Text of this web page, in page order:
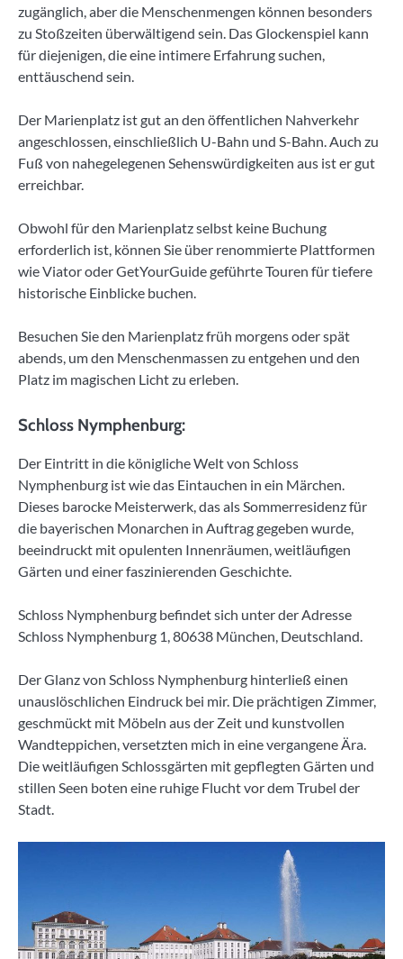
zugänglich, aber die Menschenmengen können besonders
zu Stoßzeiten überwältigend sein. Das Glockenspiel kann
für diejenigen, die eine intimere Erfahrung suchen,
enttäuschend sein.
Der Marienplatz ist gut an den öffentlichen Nahverkehr
angeschlossen, einschließlich U-Bahn und S-Bahn. Auch zu
Fuß von nahegelegenen Sehenswürdigkeiten aus ist er gut
erreichbar.
Obwohl für den Marienplatz selbst keine Buchung
erforderlich ist, können Sie über renommierte Plattformen
wie Viator oder GetYourGuide geführte Touren für tiefere
historische Einblicke buchen.
Besuchen Sie den Marienplatz früh morgens oder spät
abends, um den Menschenmassen zu entgehen und den
Platz im magischen Licht zu erleben.
Schloss Nymphenburg:
Der Eintritt in die königliche Welt von Schloss
Nymphenburg ist wie das Eintauchen in ein Märchen.
Dieses barocke Meisterwerk, das als Sommerresidenz für
die bayerischen Monarchen in Auftrag gegeben wurde,
beeindruckt mit opulenten Innenräumen, weitläufigen
Gärten und einer faszinierenden Geschichte.
Schloss Nymphenburg befindet sich unter der Adresse
Schloss Nymphenburg 1, 80638 München, Deutschland.
Der Glanz von Schloss Nymphenburg hinterließ einen
unauslöschlichen Eindruck bei mir. Die prächtigen Zimmer,
geschmückt mit Möbeln aus der Zeit und kunstvollen
Wandteppichen, versetzten mich in eine vergangene Ära.
Die weitläufigen Schlossgärten mit gepflegten Gärten und
stillen Seen boten eine ruhige Flucht vor dem Trubel der
Stadt.